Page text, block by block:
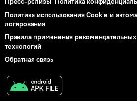
Политика использования Cookie и
логирования
Правила применения рекомендательных
технологий
Обратная связь